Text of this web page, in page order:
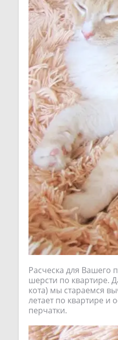
Расческа для Вашего
шерсти по квартире.
кота) мы стараемся
летает по квартире и
перчатки.